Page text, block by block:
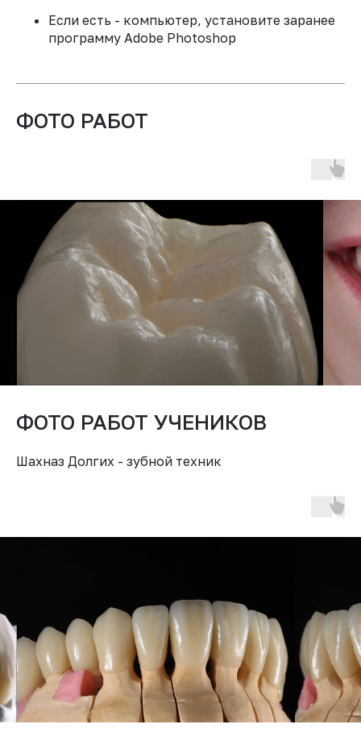
Если есть - компьютер, установите заранее
программу Аdobe Photoshop
ФОТО РАБОТ
ФОТО РАБОТ УЧЕНИКОВ
Шахназ Долгих - зубной техник
ВСЕГДА
СПИКЕР КУРСА